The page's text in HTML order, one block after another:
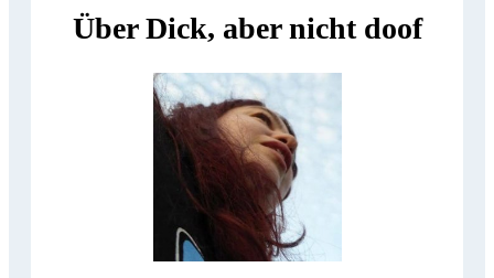
Über Dick, aber nicht doof